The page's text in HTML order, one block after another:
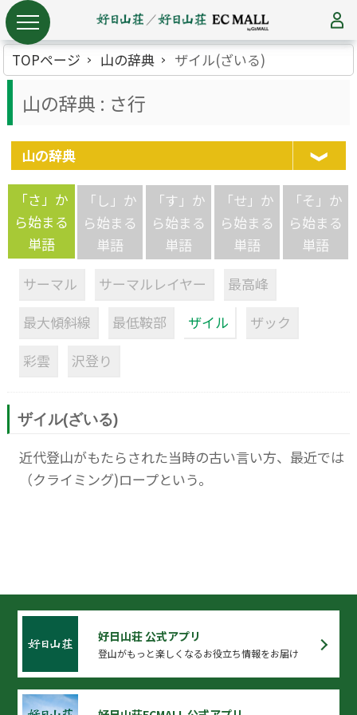
TOPページ 山の辞典 ザイル(ざいる)
山の辞典 : さ行
山の辞典
「さ」か
ら始まる
単語
「し」か
ら始まる
単語
「す」か
ら始まる
単語
「せ」か
ら始まる
単語
「そ」か
ら始まる
単語
サーマル
サーマルレイヤー
最高峰
最大傾斜線
最低鞍部 ザイル
ザック
彩雲
沢登り
ザイル(ざいる)
近代登山がもたらされた当時の古い言い方、最近では
（クライミング)ロープという。
好日山荘 公式アプリ
登山がもっと楽しくなるお役立ち情報をお届け